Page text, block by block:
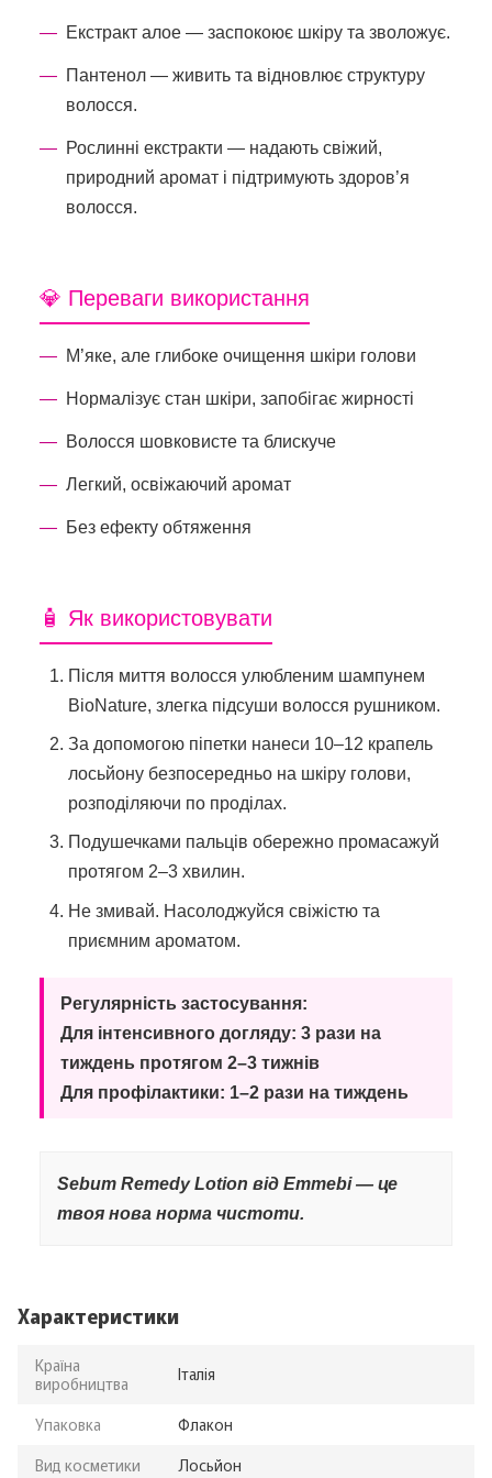
Екстракт алое — заспокоює шкіру та зволожує.
Пантенол — живить та відновлює структуру
волосся.
Рослинні екстракти — надають свіжий,
природний аромат і підтримують здоров’я
волосся.
💎 Переваги використання
М’яке, але глибоке очищення шкіри голови
Нормалізує стан шкіри, запобігає жирності
Волосся шовковисте та блискуче
Легкий, освіжаючий аромат
Без ефекту обтяження
🧴 Як використовувати
Після миття волосся улюбленим шампунем
BioNature, злегка підсуши волосся рушником.
За допомогою піпетки нанеси 10–12 крапель
лосьйону безпосередньо на шкіру голови,
розподіляючи по проділах.
Подушечками пальців обережно промасажуй
протягом 2–3 хвилин.
Не змивай. Насолоджуйся свіжістю та
приємним ароматом.
Регулярність застосування:
Для інтенсивного догляду: 3 рази на
тиждень протягом 2–3 тижнів
Для профілактики: 1–2 рази на тиждень
Sebum Remedy Lotion від Emmebi — це
твоя нова норма чистоти.
Характеристики
Країна
виробництва
Італія
Упаковка
Флакон
Вид косметики
Лосьйон